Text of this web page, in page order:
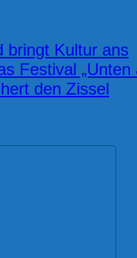
bringt Kultur ans
Festival „Unten
den Zissel